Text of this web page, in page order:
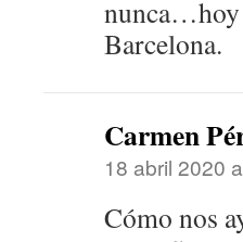
nunca…hoy
Barcelona.
Carmen
18 abril 2020
Cómo nos